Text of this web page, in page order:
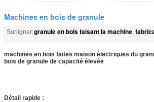
Machines en bois de granule
Surligner:granule en bois faisant la machine,
machines en bois faites maison électriques du
bois de granule de capacité élevée
Détail rapide :